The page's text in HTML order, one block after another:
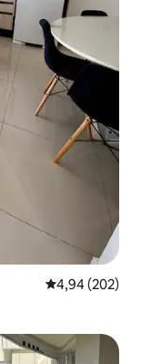
4,94 (202)